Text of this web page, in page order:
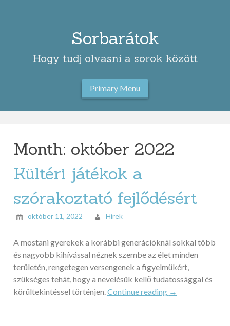
Sorbarátok
Hogy tudj olvasni a sorok között
Primary Menu
Month: október 2022
Kültéri játékok a
szórakoztató fejlődésért
október 11, 2022 Hirek
A mostani gyerekek a korábbi generációknál sokkal több
és nagyobb kihívással néznek szembe az élet minden
területén, rengetegen versengenek a figyelmükért,
szükséges tehát, hogy a nevelésük kellő tudatossággal és
körültekintéssel történjen.Continue reading „Kültéri
→